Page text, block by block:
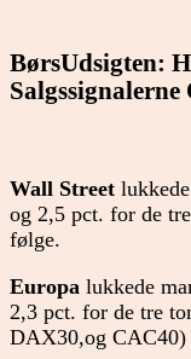
BørsUdsigten:
Wall Street
og 2,5 pct. for de
følge.
Europa lukkede
2,3 pct. for de tre
DAX30,og CAC40)